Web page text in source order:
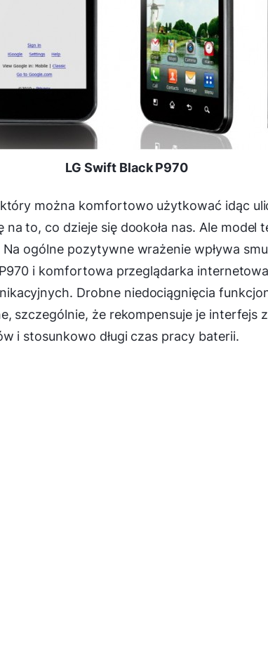
LG Swift Black P970
można komfortowo użytkować idąc
to, co dzieje się dookoła nas. Ale model
ogólne pozytywne wrażenie wpływa
i komfortowa przeglądarka
Drobne niedociągnięcia
szczególnie, że rekompensuje je interfejs
i stosunkowo długi czas pracy baterii.